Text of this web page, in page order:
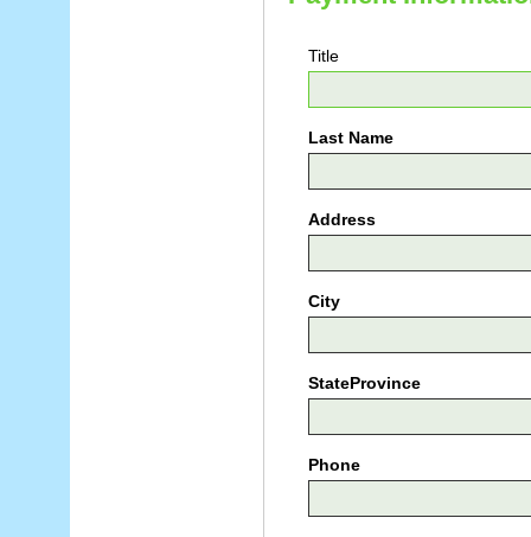
Title
Last Name
Address
City
StateProvince
Phone